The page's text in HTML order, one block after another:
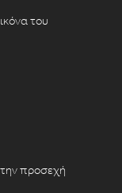
του
προσεχή